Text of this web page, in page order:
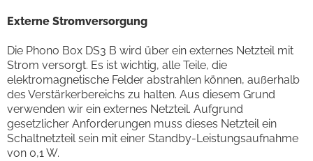
Externe Stromversorgung
Die Phono Box DS3 B wird über ein externes Netzteil mit
Strom versorgt. Es ist wichtig, alle Teile, die
elektromagnetische Felder abstrahlen können, außerhalb
des Verstärkerbereichs zu halten. Aus diesem Grund
verwenden wir ein externes Netzteil. Aufgrund
gesetzlicher Anforderungen muss dieses Netzteil ein
Schaltnetzteil sein mit einer Standby-Leistungsaufnahme
von 0,1 W.